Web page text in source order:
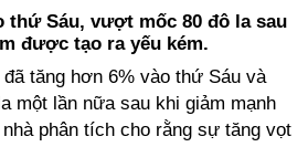
thứ Sáu, vượt mốc 80 đô la sau
được tạo ra yếu kém.
đã tăng hơn 6% vào thứ Sáu và
một lần nữa sau khi giảm mạnh
phân tích cho rằng sự tăng vọt